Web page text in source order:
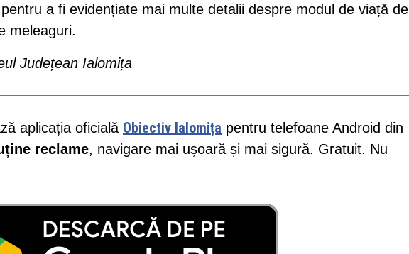
a fi evidențiate mai multe detalii despre modul de viață de
meleaguri.
Județean Ialomița
aplicația oficială Obiectiv Ialomița pentru telefoane Android din
reclame, navigare mai ușoară și mai sigură. Gratuit. Nu